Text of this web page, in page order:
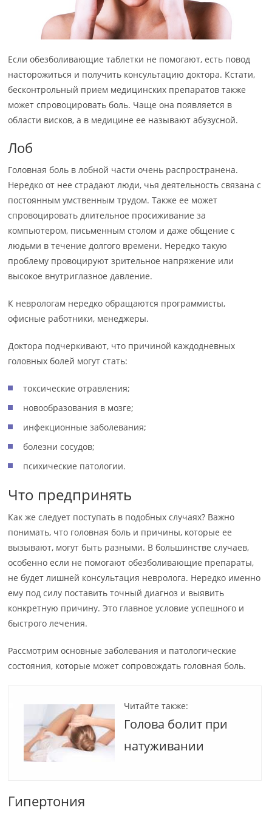
Если обезболивающие таблетки не помогают, есть повод
насторожиться и получить консультацию доктора. Кстати,
бесконтрольный прием медицинских препаратов также
может спровоцировать боль. Чаще она появляется в
области висков, а в медицине ее называют абузусной.
Лоб
Головная боль в лобной части очень распространена.
Нередко от нее страдают люди, чья деятельность связана с
постоянным умственным трудом. Также ее может
спровоцировать длительное просиживание за
компьютером, письменным столом и даже общение с
людьми в течение долгого времени. Нередко такую
проблему провоцируют зрительное напряжение или
высокое внутриглазное давление.
К неврологам нередко обращаются программисты,
офисные работники, менеджеры.
Доктора подчеркивают, что причиной каждодневных
головных болей могут стать:
токсические отравления;
новообразования в мозге;
инфекционные заболевания;
болезни сосудов;
психические патологии.
Что предпринять
Как же следует поступать в подобных случаях? Важно
понимать, что головная боль и причины, которые ее
вызывают, могут быть разными. В большинстве случаев,
особенно если не помогают обезболивающие препараты,
не будет лишней консультация невролога. Нередко именно
ему под силу поставить точный диагноз и выявить
конкретную причину. Это главное условие успешного и
быстрого лечения.
Рассмотрим основные заболевания и патологические
состояния, которые может сопровождать головная боль.
Читайте также:
Голова болит при
натуживании
Гипертония